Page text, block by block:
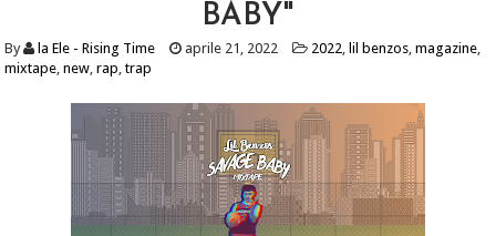
BABY"
By la Ele - Rising Time aprile 21, 2022 2022, lil benzos,magazine,
mixtape,new,rap,trap